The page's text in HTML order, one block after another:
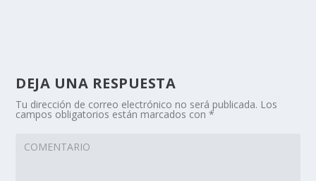
DEJA UNA RESPUESTA
Tu dirección de correo electrónico no será publicada. Los
campos obligatorios están marcados con*